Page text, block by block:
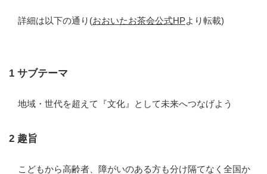
詳細は以下の通り(おおいたお茶会公式HPより転載)
1 サブテーマ
地域・世代を超えて『文化』として未来へつなげよう
2 趣旨
こどもから高齢者、障がいのある方も分け隔てなく全国か